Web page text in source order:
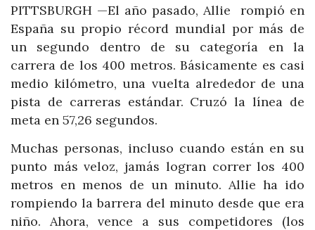
PITTSBURGH —El año pasado, Allie rompió en
España su propio récord mundial por más de
un segundo dentro de su categoría en la
carrera de los 400 metros. Básicamente es casi
medio kilómetro, una vuelta alrededor de una
pista de carreras estándar. Cruzó la línea de
meta en 57,26 segundos.
Muchas personas, incluso cuando están en su
punto más veloz, jamás logran correr los 400
metros en menos de un minuto. Allie ha ido
rompiendo la barrera del minuto desde que era
niño. Ahora, vence a sus competidores (los